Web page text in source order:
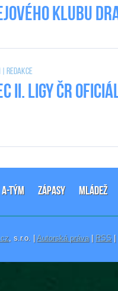
klubu
| Redakce
II. Ligy ČR
A-TÝM ZÁPASY MLÁDEŽ
, s.r.o. |Autorská práva| RSS |